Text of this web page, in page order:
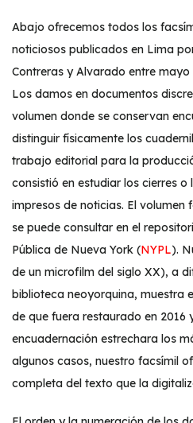
Abajo ofrecemos todos los
noticiosos publicados en Lima
Contreras y Alvarado entre mayo
Los damos en documentos
volumen donde se conservan
distinguir físicamente los
trabajo editorial para la
consistió en estudiar los cierres
impresos de noticias. El
se puede consultar en el
Pública de Nueva York (NYPL).
de un microfilm del siglo XX), a
biblioteca neoyorquina, muestra
de que fuera restaurado en 2016
encuadernación estrechara los
algunos casos, nuestro facsímil
completa del texto que la